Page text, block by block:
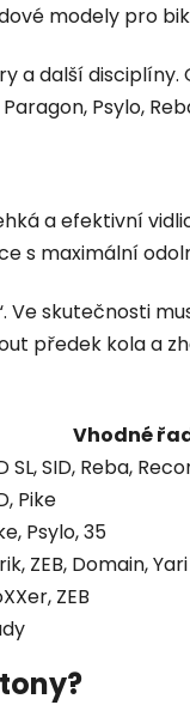
modely pro
a další
Psylo,
a efektivní
s maximální
Ve skutečnosti
předek kola a
Vhodné
SL, SID, Reba,
Pike
Psylo, 35
ZEB, Domain, Yari
ZEB